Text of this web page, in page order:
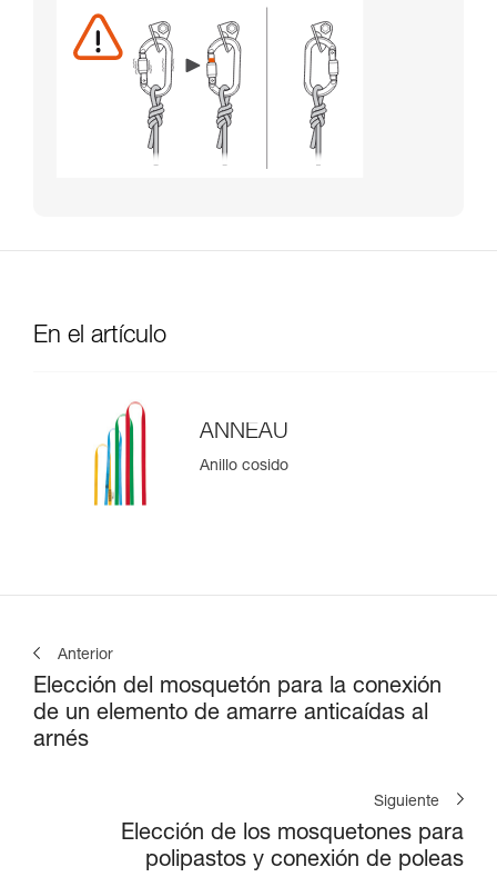
En el artículo
ANNEAU
Anillo cosido
Anterior
Elección del mosquetón para la conexión
de un elemento de amarre anticaídas al
arnés
Siguiente
Elección de los mosquetones para
polipastos y conexión de poleas